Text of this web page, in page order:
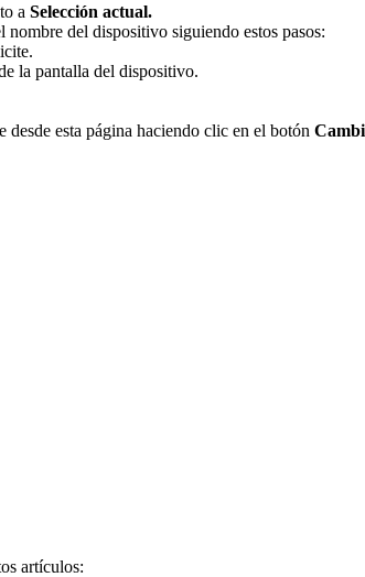
a Selección actual.
del dispositivo siguiendo estos pasos:
la pantalla del dispositivo.
esta página haciendo clic en el botón
artículos: